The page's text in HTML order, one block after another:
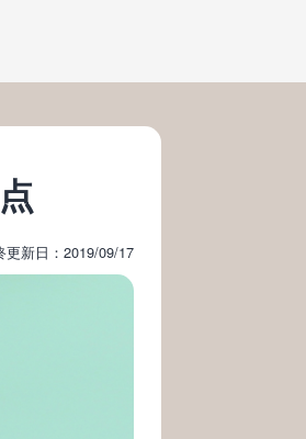
更新日：2019/09/17